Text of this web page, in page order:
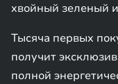
хвойный зеленый
Тысяча первых
получит
полной